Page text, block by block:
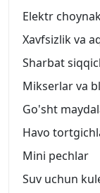
Elektr
Xavfsizlik va
Sharbat
Mikserlar va
Go'sht
Havo
Mini pechlar
Suv uchun